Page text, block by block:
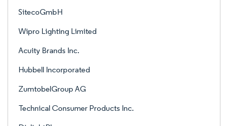
SitecoGmbH
Wipro Lighting Limited
Acuity Brands Inc.
Hubbell Incorporated
ZumtobelGroup AG
Technical Consumer Products Inc.